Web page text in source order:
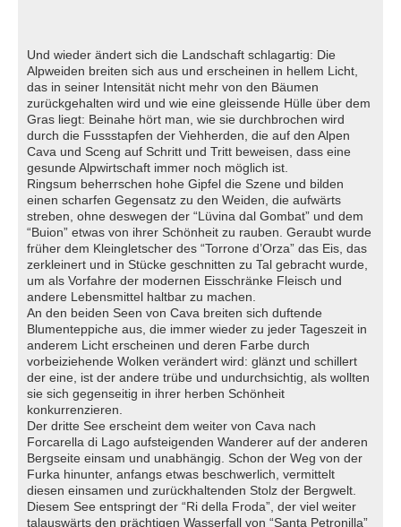
Und wieder ändert sich die Landschaft schlagartig: Die
Alpweiden breiten sich aus und erscheinen in hellem Licht,
das in seiner Intensität nicht mehr von den Bäumen
zurückgehalten wird und wie eine gleissende Hülle über dem
Gras liegt: Beinahe hört man, wie sie durchbrochen wird
durch die Fussstapfen der Viehherden, die auf den Alpen
Cava und Sceng auf Schritt und Tritt beweisen, dass eine
gesunde Alpwirtschaft immer noch möglich ist.
Ringsum beherrschen hohe Gipfel die Szene und bilden
einen scharfen Gegensatz zu den Weiden, die aufwärts
streben, ohne deswegen der “Lüvina dal Gombat” und dem
“Buion” etwas von ihrer Schönheit zu rauben. Geraubt wurde
früher dem Kleingletscher des “Torrone d’Orza” das Eis, das
zerkleinert und in Stücke geschnitten zu Tal gebracht wurde,
um als Vorfahre der modernen Eisschränke Fleisch und
andere Lebensmittel haltbar zu machen.
An den beiden Seen von Cava breiten sich duftende
Blumenteppiche aus, die immer wieder zu jeder Tageszeit in
anderem Licht erscheinen und deren Farbe durch
vorbeiziehende Wolken verändert wird: glänzt und schillert
der eine, ist der andere trübe und undurchsichtig, als wollten
sie sich gegenseitig in ihrer herben Schönheit
konkurrenzieren.
Der dritte See erscheint dem weiter von Cava nach
Forcarella di Lago aufsteigenden Wanderer auf der anderen
Bergseite einsam und unabhängig. Schon der Weg von der
Furka hinunter, anfangs etwas beschwerlich, vermittelt
diesen einsamen und zurückhaltenden Stolz der Bergwelt.
Diesem See entspringt der “Ri della Froda”, der viel weiter
talauswärts den prächtigen Wasserfall von “Santa Petronilla”